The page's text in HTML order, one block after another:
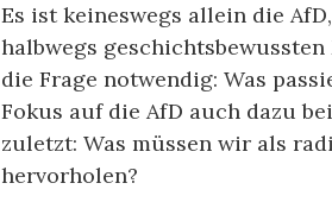
Es ist keineswegs allein die
halbwegs
die Frage notwendig: Was
Fokus auf die AfD auch dazu
zuletzt: Was müssen wir als
hervorholen?